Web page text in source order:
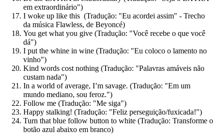
em extraordinário")
I woke up like this (Tradução: "Eu acordei assim" - Trecho
da música Flawless, de Beyoncé)
You get what you give (Tradução: "Você recebe o que você
dá")
I put the whine in wine (Tradução: "Eu coloco o lamento no
vinho")
Kind words cost nothing (Tradução: "Palavras amáveis não
custam nada")
In a world of average, I’m savage. (Tradução: "Em um
mundo mediano, sou feroz.")
Follow me (Tradução: "Me siga")
Happy stalking! (Tradução: "Feliz perseguição/fuxicada!")
Turn that blue follow button to white (Tradução: Transforme o
botão azul abaixo em branco)